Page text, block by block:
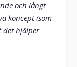
och långt
koncept (som
det hjälper